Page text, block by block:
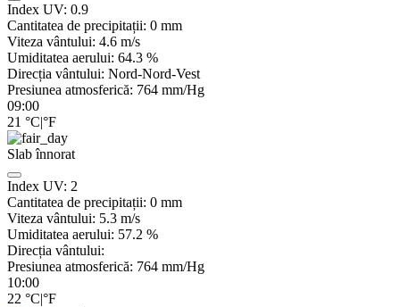
Index UV: 0.9
Cantitatea de precipitații: 0 mm
Viteza vântului: 4.6 m/s
Umiditatea aerului: 64.3 %
Direcția vântului: Nord-Nord-Vest
Presiunea atmosferică: 764 mm/Hg
09:00
21 °C|°F
Slab înnorat
Index UV: 2
Cantitatea de precipitații: 0 mm
Viteza vântului: 5.3 m/s
Umiditatea aerului: 57.2 %
Direcția vântului:
Presiunea atmosferică: 764 mm/Hg
10:00
22 °C|°F